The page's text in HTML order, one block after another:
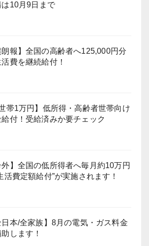
は10月9日まで
朗報】全国の高齢者へ125,000円分
費を継続給付！
世帯1万円】低所得・高齢者世帯向け
付！受給済みか要チェック
外】全国の低所得者へ毎月約10万円
活費定額給付”が実施されます！
日本/全家族】8月の電気・ガス料金
します！